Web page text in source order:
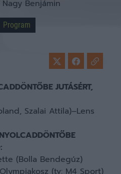
Nagy Benjámin
Program
JUTÁSÉRT,
Szalai Attila)–Lens
NYOLCADDÖNTŐBE
(Bolla Bendegúz)
(tv: M4 Sport)